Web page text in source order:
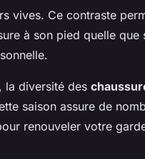
vives. Ce contraste
à son pied quelle que
la diversité des
saison assure de
renouveler votre